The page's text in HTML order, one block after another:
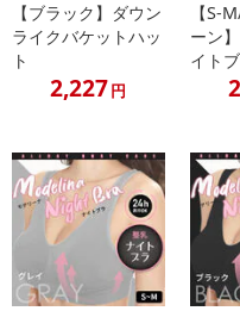
毎日24時間使うためのシンプ
モデリーナナイトブラは24時
ホックやフリルを無くしノン
また、シンプルな構造にする
ホールド力も最大限高めるこ
【ブラック】ダウン
ライクバケットハッ
ト
2,227円
【S-
ーン
イト